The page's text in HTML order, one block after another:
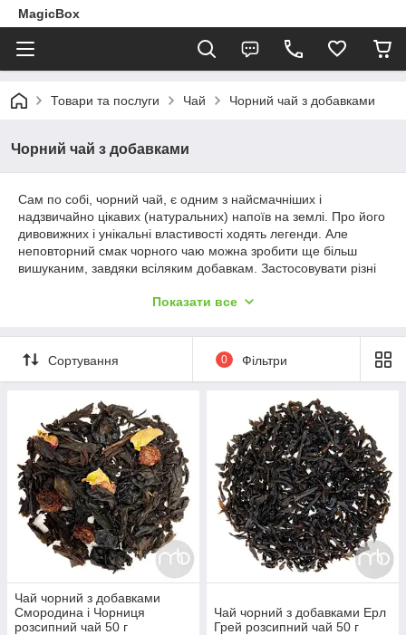
MagicBox
Товари та послуги Чай Чорний чай з добавками
Чорний чай з добавками
Сам по собі, чорний чай, є одним з найсмачніших і
надзвичайно цікавих (натуральних) напоїв на землі. Про його
дивовижних і унікальні властивості ходять легенди. Але
неповторний смак чорного чаю можна зробити ще більш
вишуканим, завдяки всіляким добавкам. Застосовувати різні
наш час в якості добавок використовують ягоди (брусниця,
шоколад і так далі. Вживаючи чорний чай з добавками, можна
отримати неповторне задоволення від самих різноманітних і
незвичних смаків.
Показати все
Сортування 0 Фільтри
Чай чорний з добавками
Смородина і Чорниця
розсипний чай 50 г
Чай чорний з добавками Ерл
Грей розсипний чай 50 г